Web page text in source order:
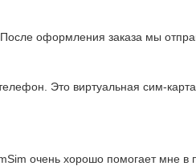
оформления заказа мы
Это виртуальная сим-
очень хорошо помогает мне